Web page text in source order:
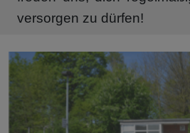
versorgen zu dürfen!